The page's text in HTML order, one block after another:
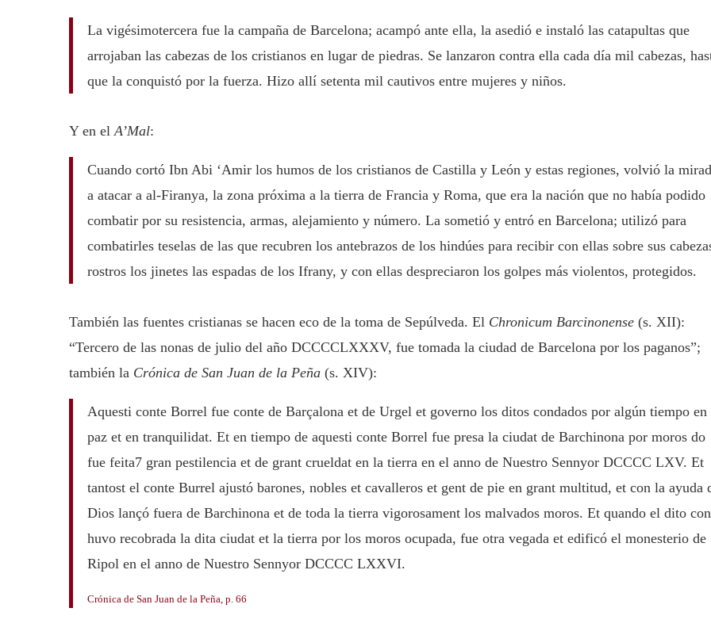
La vigésimotercera fue la campaña de Barcelona; acampó ante ella, la asedió e instaló las catapultas que
arrojaban las cabezas de los cristianos en lugar de piedras. Se lanzaron contra ella cada día mil cabezas,
que la conquistó por la fuerza. Hizo allí setenta mil cautivos entre mujeres y niños.
Y en elA’Mal:
Cuando cortó Ibn Abi ‘Amir los humos de los cristianos de Castilla y León y estas regiones, volvió la
a atacar a al-Firanya, la zona próxima a la tierra de Francia y Roma, que era la nación que no había podido
combatir por su resistencia, armas, alejamiento y número. La sometió y entró en Barcelona; utilizó para
combatirles teselas de las que recubren los antebrazos de los hindúes para recibir con ellas sobre sus
rostros los jinetes las espadas de los Ifrany, y con ellas despreciaron los golpes más violentos, protegidos.
También las fuentes cristianas se hacen eco de la toma de Sepúlveda. El Chronicum Barcinonense (s. XII):
“Tercero de las nonas de julio del año DCCCCLXXXV, fue tomada la ciudad de Barcelona por los paganos”;
también la Crónica de San Juan de la Peña (s. XIV):
Aquesti conte Borrel fue conte de Barçalona et de Urgel et governo los ditos condados por algún tiempo en
paz et en tranquilidat. Et en tiempo de aquesti conte Borrel fue presa la ciudat de Barchinona por moros do
fue feita7 gran pestilencia et de grant crueldat en la tierra en el anno de Nuestro Sennyor DCCCC LXV. Et
tantost el conte Burrel ajustó barones, nobles et cavalleros et gent de pie en grant multitud, et con la ayuda
Dios lançó fuera de Barchinona et de toda la tierra vigorosament los malvados moros. Et quando el dito
huvo recobrada la dita ciudat et la tierra por los moros ocupada, fue otra vegada et edificó el monesterio de
Ripol en el anno de Nuestro Sennyor DCCCC LXXVI.
Crónica de San Juan de la Peña, p. 66